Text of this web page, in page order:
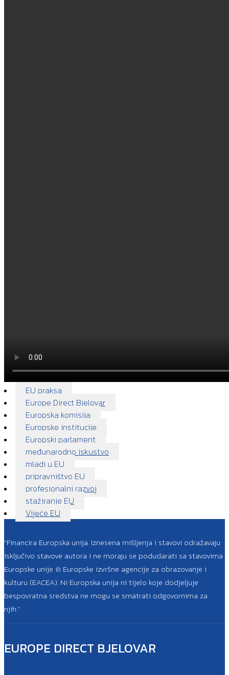
EU praksa
Europe Direct Bjelovar
Europska komisija
Europske institucije
Europski parlament
međunarodno iskustvo
mladi u EU
pripravništvo EU
profesionalni razvoj
stažiranje EU
Vijeće EU
“Financira Europska unija. Iznesena mišljenja i stavovi odražavaju
isključivo stavove autora i ne moraju se podudarati sa stavovima
Europske unije ili Europske izvršne agencije za obrazovanje i
kulturu (EACEA). Ni Europska unija ni tijelo koje dodjeljuje
bespovratna sredstva ne mogu se smatrati odgovornima za
njih.”
EUROPE DIRECT BJELOVAR